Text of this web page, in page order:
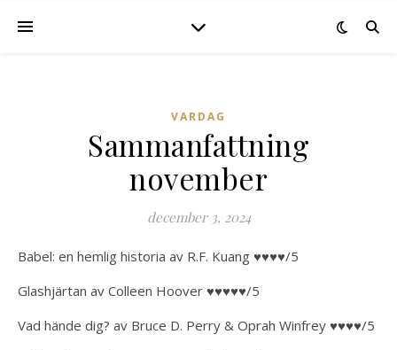
VARDAG
Sammanfattning
november
december 3, 2024
Babel: en hemlig historia av R.F. Kuang ♥♥♥♥/5
Glashjärtan av Colleen Hoover ♥♥♥♥♥/5
Vad hände dig? av Bruce D. Perry & Oprah Winfrey ♥♥♥♥/5